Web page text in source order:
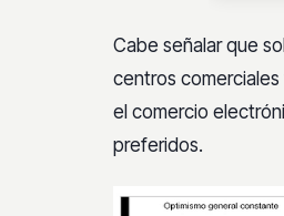
Cabe señalar que
centros comerciales
el comercio
preferidos.